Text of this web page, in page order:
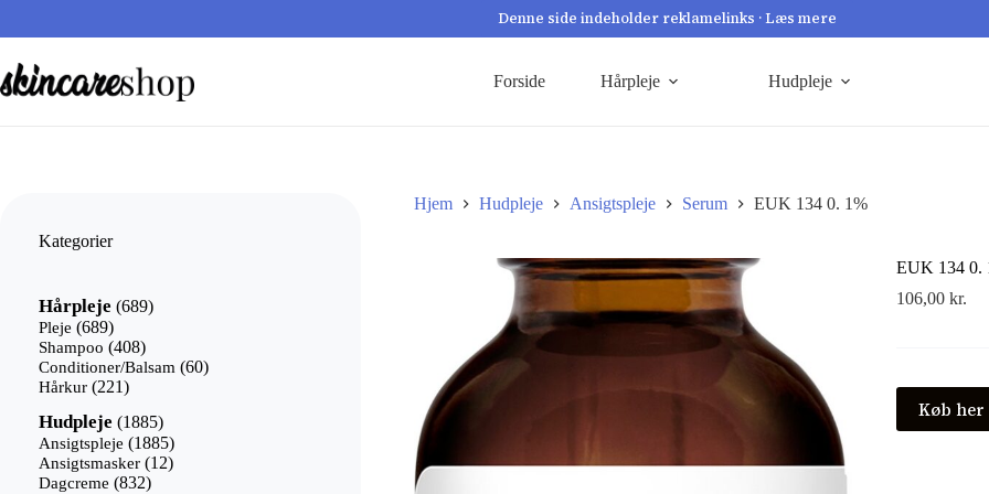
Denne side indeholder reklamelinks · Læs mere
Forside Hårpleje Hudpleje
Hjem Hudpleje Ansigtspleje Serum EUK 134 0. 1%
EUK 134 0.
106,00kr.
Køb her
Kategorier
Hårpleje 689689
Pleje 689689
varer
Shampoo 408408
varer
Conditioner/Balsam 6060
Hårkur 221221
Hudpleje 18851885
varer
Ansigtspleje 18851885
varer
Ansigtsmasker 1212
Dagcreme 832832